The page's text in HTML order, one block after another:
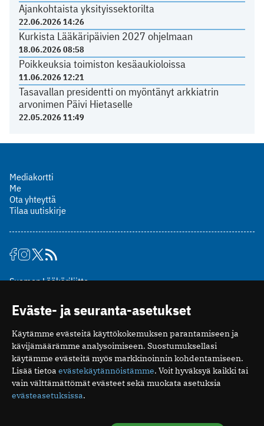
Ajankohtaista yksityissektorilta
22.06.2026 14:26
Kurkista Lääkäripäivien 2027 ohjelmaan
18.06.2026 08:58
Poikkeuksia toimiston kesäaukioloissa
11.06.2026 12:21
Tasavallan presidentti on myöntänyt arkkiatrin
arvonimen Päivi Hietaselle
22.05.2026 11:49
Mediakortti
Me
Ota yhteyttä
Tilaa uutiskirje
Suomen Lääkäriliitto
00510 Helsinki
puh. (09) 393 091
toimitus@potilaanlaakarilehti.fi
ISSN 2323-9476
Eväste- ja seuranta-asetukset
Käytämme evästeitä käyttökokemuksen parantamiseen ja
kävijämäärämme analysoimiseen. Suostumuksellasi
käytämme evästeitä myös markkinoinnin kohdentamiseen.
Lisää tietoa evästekäytännöistämme. Voit hyväksyä kaikki tai
vain välttämättömät evästeet sekä muokata asetuksia
evästeasetuksissa.